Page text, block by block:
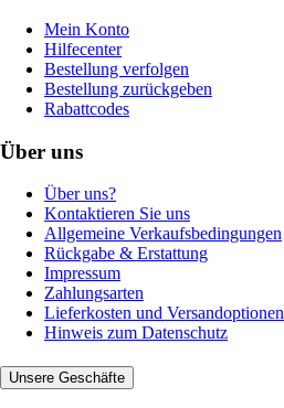
Mein Konto
Hilfecenter
Bestellung verfolgen
Bestellung zurückgeben
Rabattcodes
Über uns
Über uns?
Kontaktieren Sie uns
Allgemeine Verkaufsbedingungen
Rückgabe & Erstattung
Impressum
Zahlungsarten
Lieferkosten und Versandoptionen
Hinweis zum Datenschutz
Unsere Geschäfte